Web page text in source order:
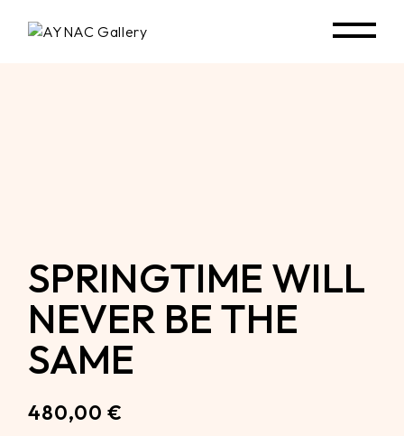
SPRINGTIME WILL
NEVER BE THE
SAME
480,00 €